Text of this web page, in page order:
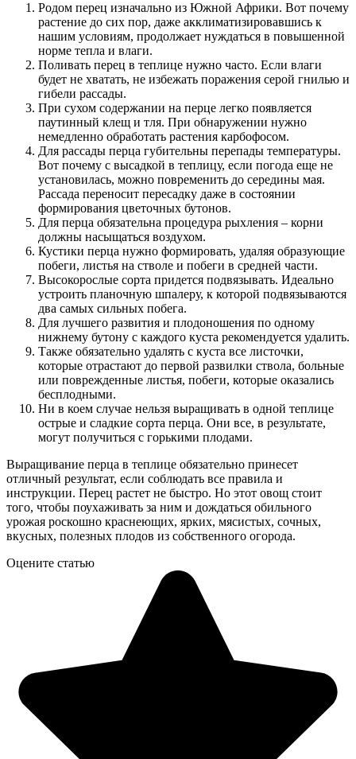
Родом перец изначально из Южной Африки. Вот почему
растение до сих пор, даже акклиматизировавшись к
нашим условиям, продолжает нуждаться в повышенной
норме тепла и влаги.
Поливать перец в теплице нужно часто. Если влаги
будет не хватать, не избежать поражения серой гнилью и
гибели рассады.
При сухом содержании на перце легко появляется
паутинный клещ и тля. При обнаружении нужно
немедленно обработать растения карбофосом.
Для рассады перца губительны перепады температуры.
Вот почему с высадкой в теплицу, если погода еще не
установилась, можно повременить до середины мая.
Рассада переносит пересадку даже в состоянии
формирования цветочных бутонов.
Для перца обязательна процедура рыхления – корни
должны насыщаться воздухом.
Кустики перца нужно формировать, удаляя образующие
побеги, листья на стволе и побеги в средней части.
Высокорослые сорта придется подвязывать. Идеально
устроить планочную шпалеру, к которой подвязываются
два самых сильных побега.
Для лучшего развития и плодоношения по одному
нижнему бутону с каждого куста рекомендуется удалить.
Также обязательно удалять с куста все листочки,
которые отрастают до первой развилки ствола, больные
или поврежденные листья, побеги, которые оказались
бесплодными.
Ни в коем случае нельзя выращивать в одной теплице
острые и сладкие сорта перца. Они все, в результате,
могут получиться с горькими плодами.
Выращивание перца в теплице обязательно принесет
отличный результат, если соблюдать все правила и
инструкции. Перец растет не быстро. Но этот овощ стоит
того, чтобы поухаживать за ним и дождаться обильного
урожая роскошно краснеющих, ярких, мясистых, сочных,
вкусных, полезных плодов из собственного огорода.
Оцените статью